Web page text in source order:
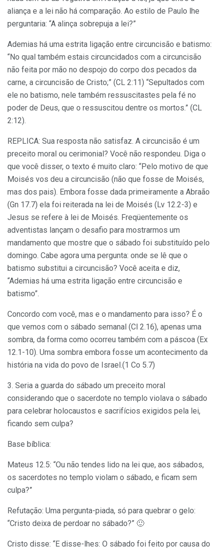
aliança e a lei não há comparação. Ao estilo de Paulo lhe
perguntaria: “A alinça sobrepuja a lei?”
Ademias há uma estrita ligação entre circuncisão e batismo:
“No qual também estais circuncidados com a circuncisão
não feita por mão no despojo do corpo dos pecados da
carne, a circuncisão de Cristo;” (CL 2:11) “Sepultados com
ele no batismo, nele também ressuscitastes pela fé no
poder de Deus, que o ressuscitou dentre os mortos.” (CL
2:12).
REPLICA: Sua resposta não satisfaz. A circuncisão é um
preceito moral ou cerimonial? Você não respondeu. Diga o
que você disser, o texto é muito claro: “Pelo motivo de que
Moisés vos deu a circuncisão (não que fosse de Moisés,
mas dos pais). Embora fosse dada primeiramente a Abraão
(Gn 17.7) ela foi reiterada na lei de Moisés (Lv 12.2-3) e
Jesus se refere à lei de Moisés. Freqüentemente os
adventistas lançam o desafio para mostrarmos um
mandamento que mostre que o sábado foi substituído pelo
domingo. Cabe agora uma pergunta: onde se lê que o
batismo substitui a circuncisão? Você aceita e diz,
“Ademias há uma estrita ligação entre circuncisão e
batismo”.
Concordo com você, mas e o mandamento para isso? É o
que vemos com o sábado semanal (Cl 2.16), apenas uma
sombra, da forma como ocorreu também com a páscoa (Ex
12.1-10). Uma sombra embora fosse um acontecimento da
história na vida do povo de Israel.(1 Co 5.7)
3. Seria a guarda do sábado um preceito moral
considerando que o sacerdote no templo violava o sábado
para celebrar holocaustos e sacrifícios exigidos pela lei,
ficando sem culpa?
Base bíblica:
Mateus 12.5: “Ou não tendes lido na lei que, aos sábados,
os sacerdotes no templo violam o sábado, e ficam sem
culpa?”
Refutação: Uma pergunta-piada, só para quebrar o gelo:
“Cristo deixa de perdoar no sábado?” 🙂
Cristo disse: “E disse-lhes: O sábado foi feito por causa do